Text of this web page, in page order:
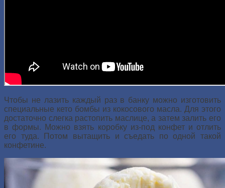
Чтобы не лазить каждый раз в банку можно изготовить
специальные кето бомбы из кокосового масла. Для этого
достаточно слегка растопить маслице, а затем залить его
в формы. Можно взять коробку из-под конфет и отлить
его туда. Потом вытащить и съедать по одной такой
конфетине.